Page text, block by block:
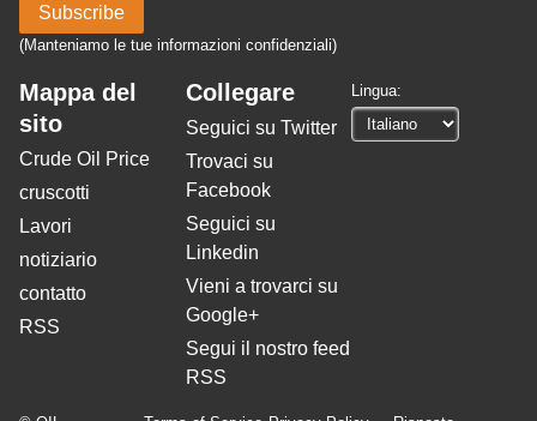
Subscribe
(Manteniamo le tue informazioni confidenziali)
Mappa del
sito
Crude Oil Price
cruscotti
Lavori
notiziario
contatto
RSS
Collegare
Seguici su Twitter
Trovaci su
Facebook
Seguici su
Linkedin
Vieni a trovarci su
Google+
Segui il nostro feed
RSS
Lingua: